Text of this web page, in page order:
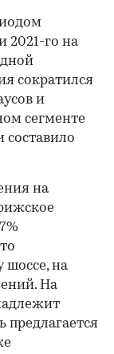
2021-го на
сократился
и
сегменте
составило
на
шоссе, на
На
предлагается